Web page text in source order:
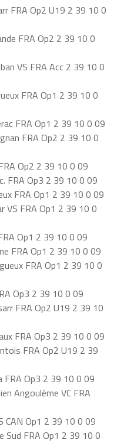
FRA Op2 U19 2 39 10 0
FRA Op2 2 39 10 0
VS FRA Acc 2 39 10 0
FRA Op1 2 39 10 0
FRA Op1 2 39 10 0 09
FRA Op2 2 39 10 0
Op2 2 39 10 0 09
FRA Op3 2 39 10 0 09
FRA Op1 2 39 10 0 09
VS FRA Op1 2 39 10 0
Op1 2 39 10 0 09
FRA Op1 2 39 10 0 09
FRA Op1 2 39 10 0
Op3 2 39 10 0 09
FRA Op2 U19 2 39 10
FRA Op3 2 39 10 0 09
FRA Op2 U19 2 39
FRA Op3 2 39 10 0 09
Angoulème VC FRA
CAN Op1 2 39 10 0 09
Sud FRA Op1 2 39 10 0